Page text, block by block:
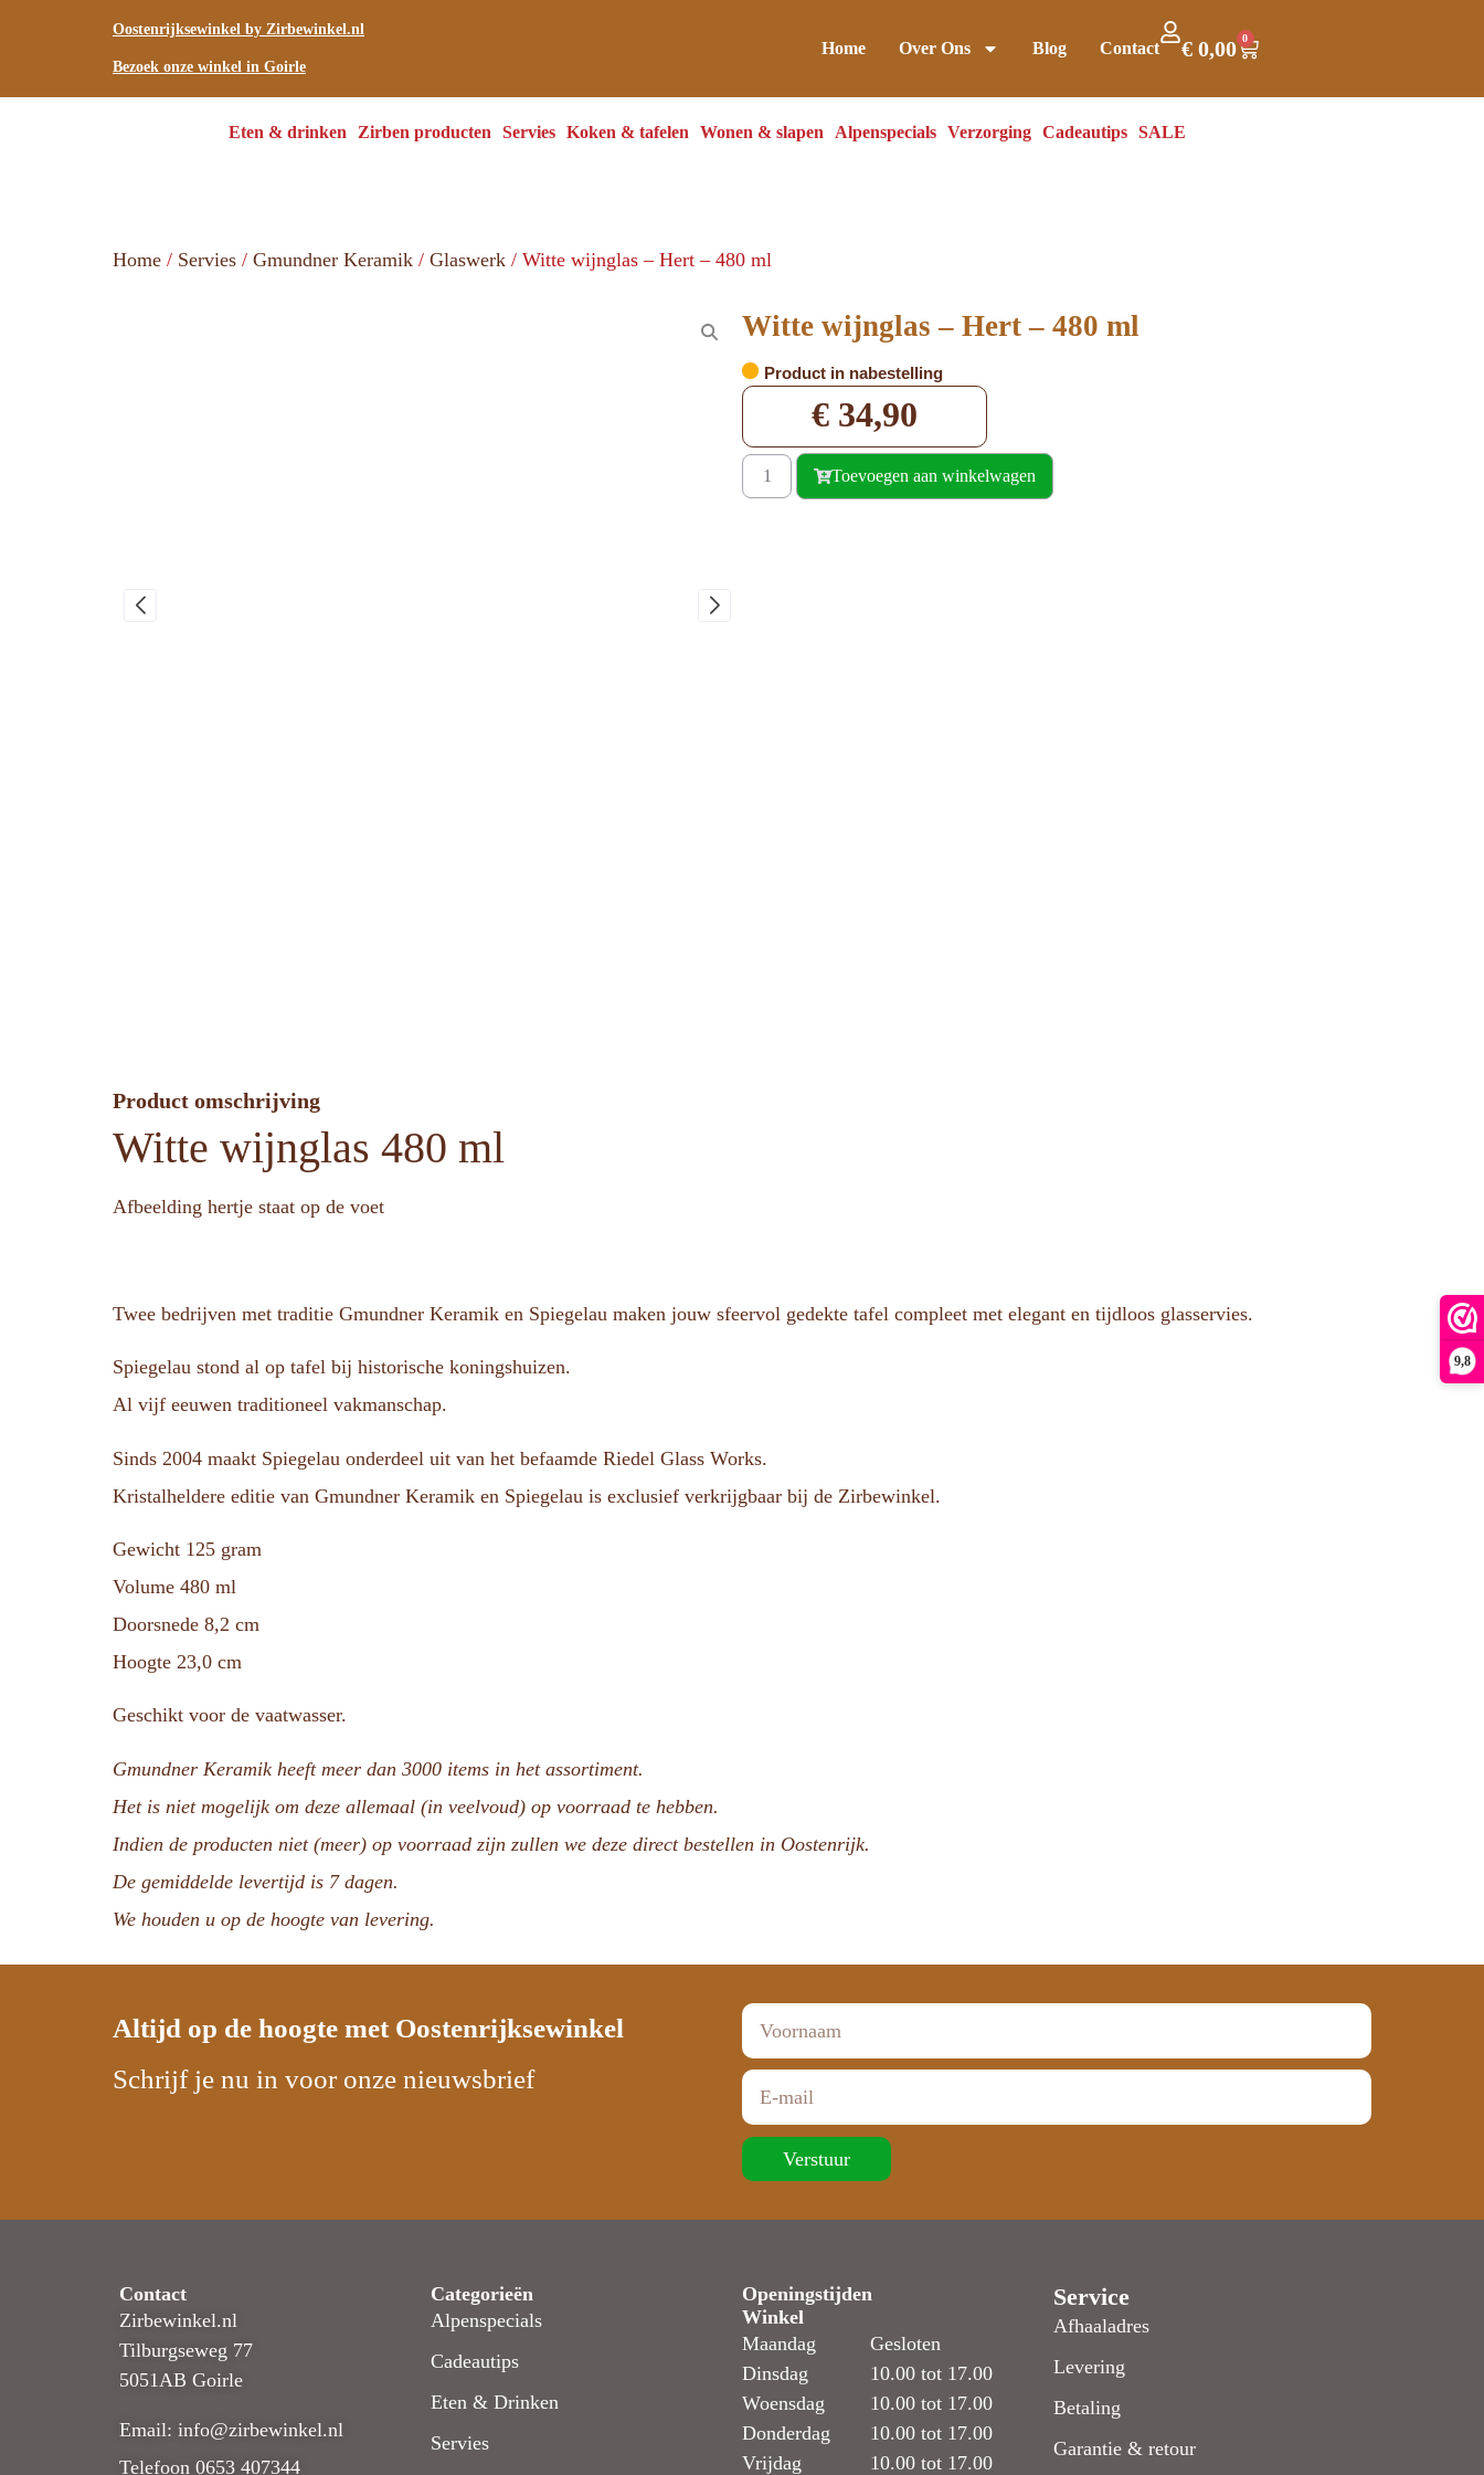
9,8
Oostenrijksewinkel by Zirbewinkel.nl
Bezoek onze winkel in Goirle
Home Over Ons Blog Contact €0,00 0
Eten & drinken Zirben producten Servies Koken & tafelen Wonen & slapen Alpenspecials Verzorging Cadeautips SALE
Home / Servies / Gmundner Keramik / Glaswerk / Witte wijnglas – Hert – 480 ml
Witte wijnglas – Hert – 480 ml
Product in nabestelling
€ 34,90
Toevoegen aan winkelwagen
Product omschrijving
Witte wijnglas 480 ml
Afbeelding hertje staat op de voet
Twee bedrijven met traditie Gmundner Keramik en Spiegelau maken jouw sfeervol gedekte tafel compleet met elegant en tijdloos glasservies.
Spiegelau stond al op tafel bij historische koningshuizen.
Al vijf eeuwen traditioneel vakmanschap.
Sinds 2004 maakt Spiegelau onderdeel uit van het befaamde Riedel Glass Works.
Kristalheldere editie van Gmundner Keramik en Spiegelau is exclusief verkrijgbaar bij de Zirbewinkel.
Gewicht 125 gram
Volume 480 ml
Doorsnede 8,2 cm
Hoogte 23,0 cm
Geschikt voor de vaatwasser.
Gmundner Keramik heeft meer dan 3000 items in het assortiment.
Het is niet mogelijk om deze allemaal (in veelvoud) op voorraad te hebben.
Indien de producten niet (meer) op voorraad zijn zullen we deze direct bestellen in Oostenrijk.
De gemiddelde levertijd is 7 dagen.
We houden u op de hoogte van levering.
Altijd op de hoogte met Oostenrijksewinkel
Schrijf je nu in voor onze nieuwsbrief
Verstuur
Contact
Zirbewinkel.nl
Tilburgseweg 77
5051AB Goirle
Email: info@zirbewinkel.nl
Telefoon 0653 407344
Categorieën
Alpenspecials
Cadeautips
Eten & Drinken
Servies
Openingstijden
Winkel
Maandag
Dinsdag
Woensdag
Donderdag
Vrijdag
Gesloten
10.00 tot 17.00
10.00 tot 17.00
10.00 tot 17.00
10.00 tot 17.00
Service
Afhaaladres
Levering
Betaling
Garantie & retour